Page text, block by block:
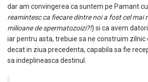
dar am convingerea ca suntem pe Pamant
reamintesc ca fiecare dintre noi a fost cel mai
milioane de spermatozoizi?!) si ca avem
iar pentru asta, trebuie sa ne construim zilnic
decat in ziua precedenta, capabila sa fie
sa indeplineasca destinul.